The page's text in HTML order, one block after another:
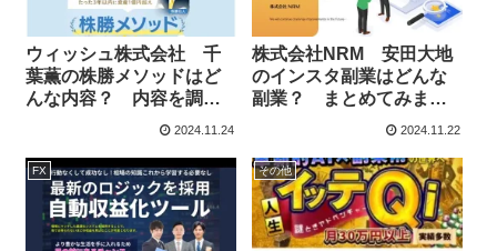
ウィッシュ株式会社 千
葉薫の株勝メソッドはど
んな内容？ 内容を調
2024.11.24
株式会社NRM 安田大地
のインスタ副業はどんな
副業？ まとめてみまし
2024.11.22
FX その他